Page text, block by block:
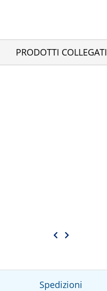
PRODOTTI COLLEGATI
Spedizioni